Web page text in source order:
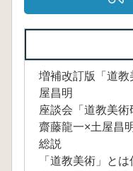
増補改訂版「道
屋昌明
座談会「道教美
齋藤龍一×土屋昌
総説
「道教美術」と